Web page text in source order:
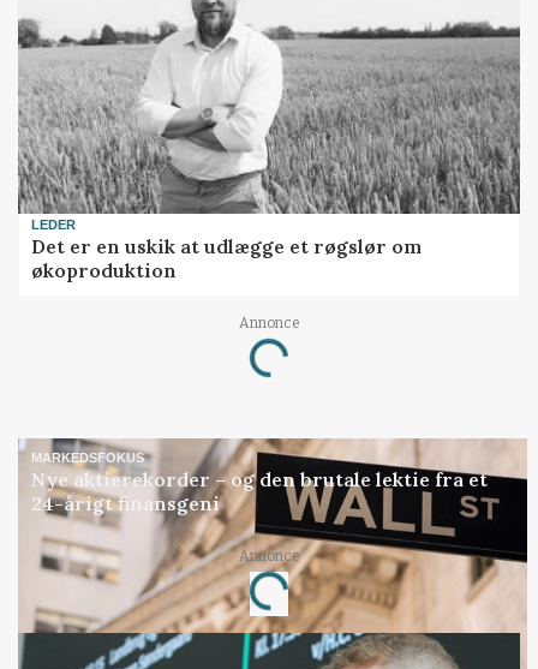
LEDER
Det er en uskik at udlægge et røgslør om
økoproduktion
Annonce
Loading...
MARKEDSFOKUS
Nye aktierekorder – og den brutale lektie fra et
24-årigt finansgeni
Annonce
Loading...